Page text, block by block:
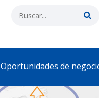
Oportunidades de